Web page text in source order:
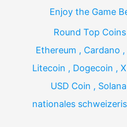
Enjoy the Game
Round Top
Ethereum , Cardano
Litecoin , Dogecoin ,
USD Coin ,
nationales